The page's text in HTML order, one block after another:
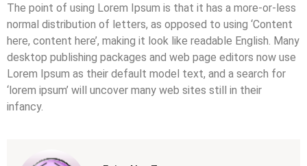
The point of using Lorem Ipsum is that it has a more-or-less
normal distribution of letters, as opposed to using ‘Content
here, content here’, making it look like readable English. Many
desktop publishing packages and web page editors now use
Lorem Ipsum as their default model text, and a search for
‘lorem ipsum’ will uncover many web sites still in their
infancy.